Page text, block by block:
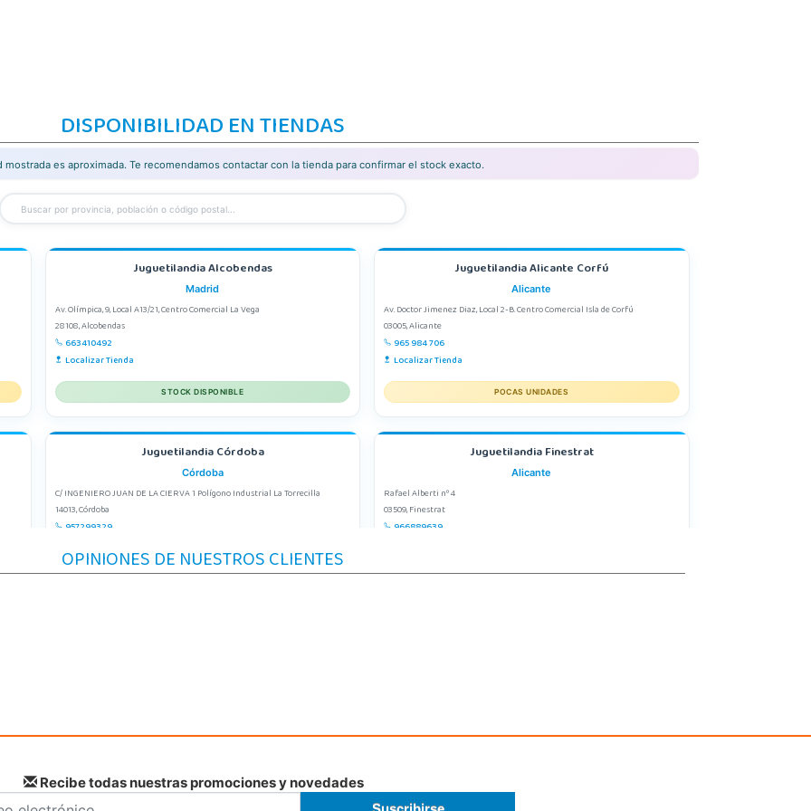
DISPONIBILIDAD EN TIENDAS
mostrada es aproximada. Te recomendamos contactar con la tienda para confirmar el stock exacto.
Juguetilandia Alcobendas
Madrid
Av. Olímpica, 9, Local A13/21, Centro Comercial La Vega
28108, Alcobendas
663410492
Localizar Tienda
STOCK DISPONIBLE
Juguetilandia Alicante Corfú
Alicante
Av. Doctor Jimenez Diaz, Local 2-B. Centro Comercial Isla de Corfú
03005, Alicante
965 984 706
Localizar Tienda
POCAS UNIDADES
Juguetilandia Córdoba
Córdoba
C/ INGENIERO JUAN DE LA CIERVA 1 Polígono Industrial La Torrecilla
14013, Córdoba
957299329
POCAS UNIDADES
Juguetilandia Finestrat
Alicante
Rafael Alberti nº 4
03509, Finestrat
966889639
POCAS UNIDADES
OPINIONES DE NUESTROS CLIENTES
Recibe todas nuestras promociones y novedades